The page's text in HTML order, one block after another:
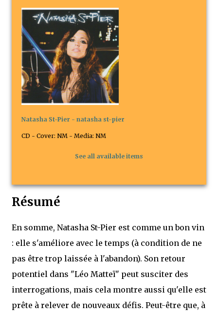
Natasha St-Pier - natasha st-pier
CD - Cover: NM - Media: NM
See all available items
Résumé
En somme, Natasha St-Pier est comme un bon vin
: elle s'améliore avec le temps (à condition de ne
pas être trop laissée à l'abandon). Son retour
potentiel dans "Léo Matteï" peut susciter des
interrogations, mais cela montre aussi qu'elle est
prête à relever de nouveaux défis. Peut-être que, à